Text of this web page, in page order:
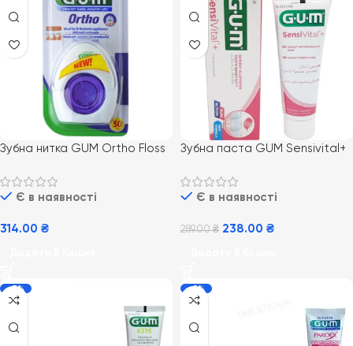
Зубна нитка GUM Ortho Floss
догляду за ортодонтичними
конструкціями
Є в наявності
314.00 ₴
Зубна паста GUM Sensivital+
Є в наявності
289.00₴ 238.00 ₴
-7% -5%